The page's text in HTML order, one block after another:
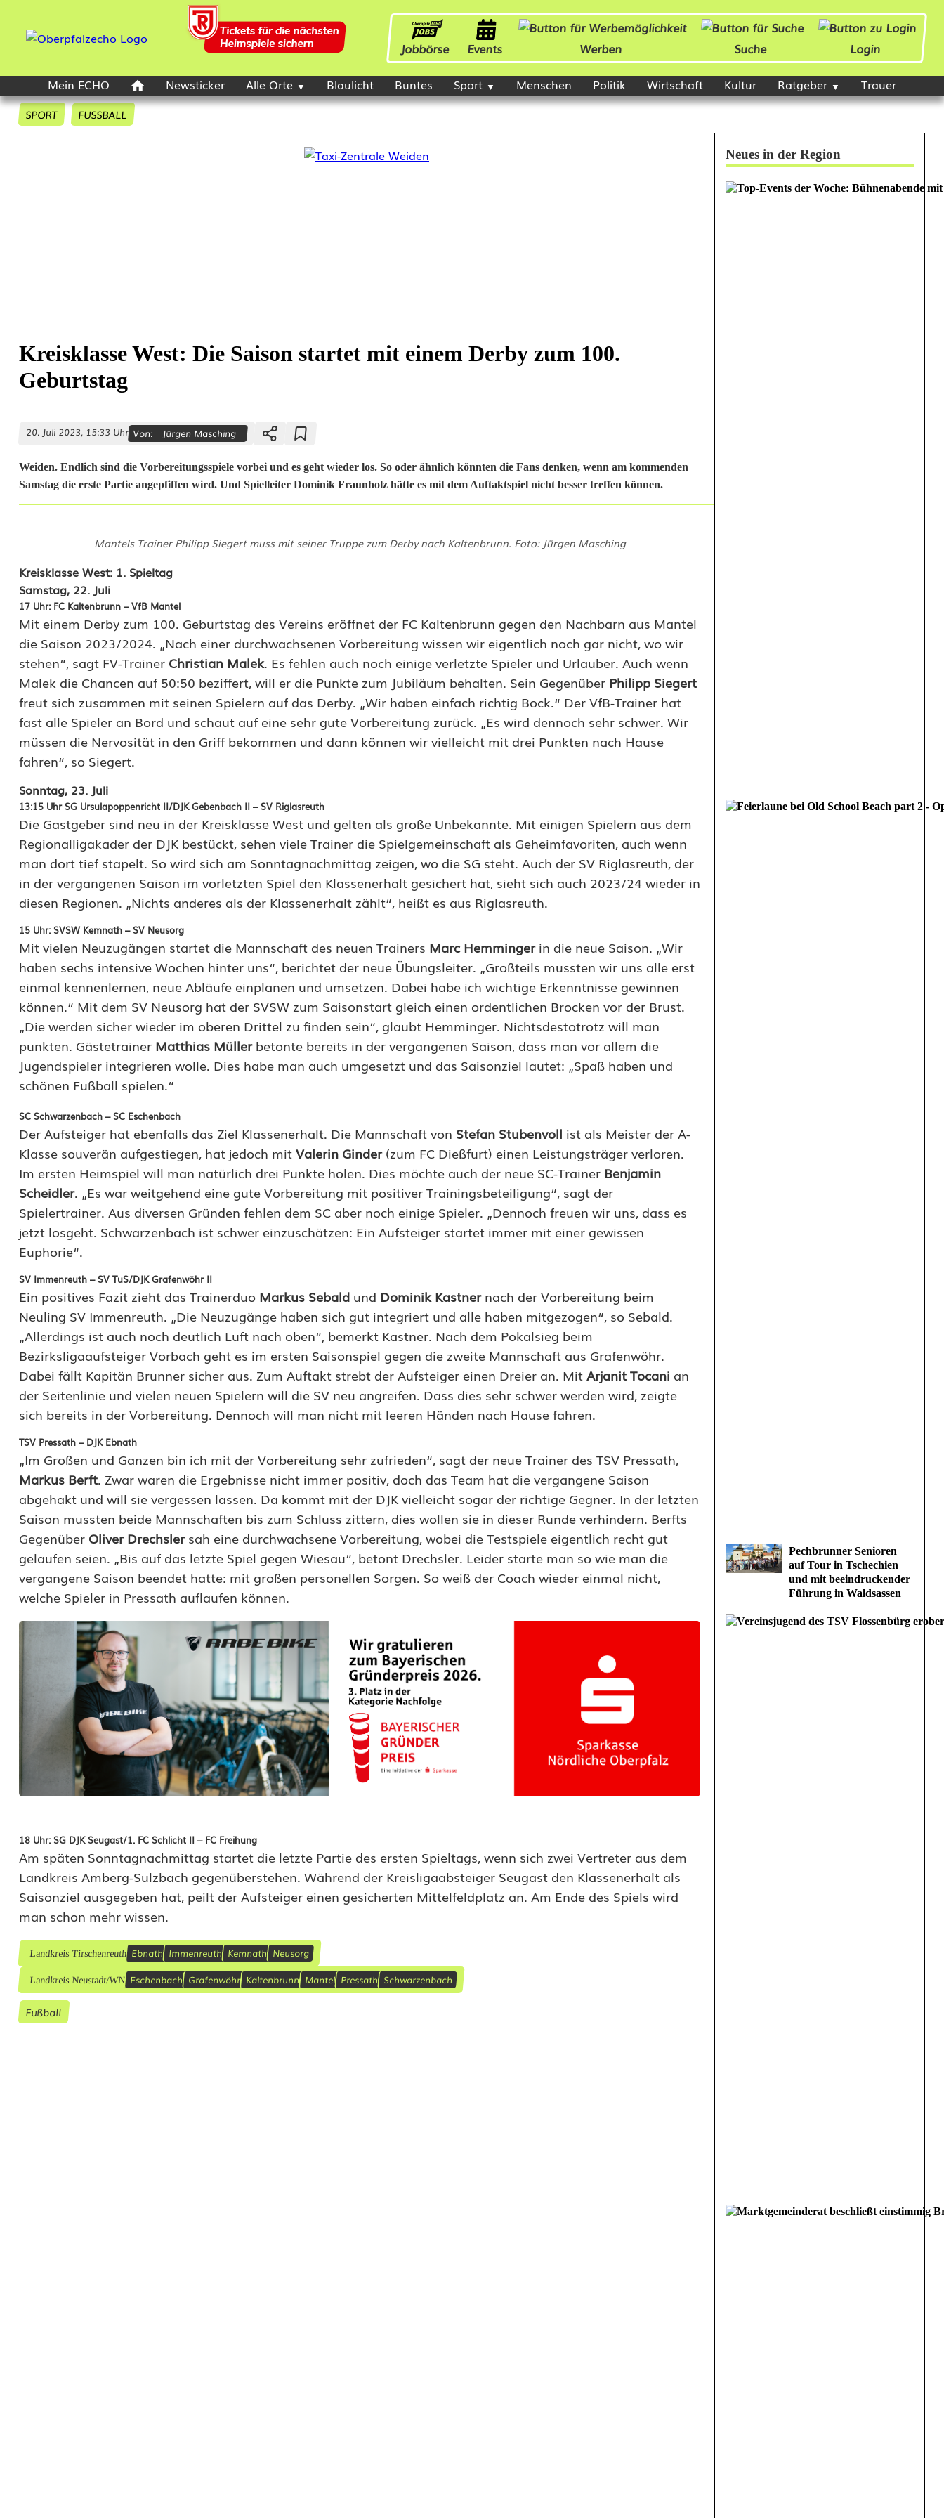
Jobbörse Events Werben Suche Login
Mein ECHO Newsticker Alle Orte Blaulicht Buntes Sport Menschen Politik Wirtschaft Kultur Ratgeber Trauer
SPORT FUSSBALL
Kreisklasse West: Die Saison startet mit einem Derby zum 100.
Geburtstag
20. Juli 2023, 15:33 Uhr Von: Jürgen Masching
Weiden. Endlich sind die Vorbereitungsspiele vorbei und es geht wieder los. So oder ähnlich könnten die Fans denken, wenn am kommenden
Samstag die erste Partie angepfiffen wird. Und Spielleiter Dominik Fraunholz hätte es mit dem Auftaktspiel nicht besser treffen können.
e
i
s
k
l
a
s
s
e
W
e
s
t
:
D
i
e
S
a
i
s
o
n
s
t
a
r
t
e
t
m
i
t
e
i
n
e
m
D
e
m
0
0
.
G
e
b
u
r
Mantels Trainer Philipp Siegert muss mit seiner Truppe zum Derby nach Kaltenbrunn. Foto: Jürgen Masching
Kreisklasse West: 1. Spieltag
Samstag, 22. Juli
17 Uhr: FC Kaltenbrunn – VfB Mantel
Mit einem Derby zum 100. Geburtstag des Vereins eröffnet der FC Kaltenbrunn gegen den Nachbarn aus Mantel
die Saison 2023/2024. „Nach einer durchwachsenen Vorbereitung wissen wir eigentlich noch gar nicht, wo wir
stehen“, sagt FV-Trainer Christian Malek. Es fehlen auch noch einige verletzte Spieler und Urlauber. Auch wenn
Malek die Chancen auf 50:50 beziffert, will er die Punkte zum Jubiläum behalten. Sein Gegenüber Philipp Siegert
freut sich zusammen mit seinen Spielern auf das Derby. „Wir haben einfach richtig Bock.“ Der VfB-Trainer hat
fast alle Spieler an Bord und schaut auf eine sehr gute Vorbereitung zurück. „Es wird dennoch sehr schwer. Wir
müssen die Nervosität in den Griff bekommen und dann können wir vielleicht mit drei Punkten nach Hause
fahren“, so Siegert.
Sonntag, 23. Juli
13:15 Uhr SG Ursulapoppenricht II/DJK Gebenbach II – SV Riglasreuth
Die Gastgeber sind neu in der Kreisklasse West und gelten als große Unbekannte. Mit einigen Spielern aus dem
Regionalligakader der DJK bestückt, sehen viele Trainer die Spielgemeinschaft als Geheimfavoriten, auch wenn
man dort tief stapelt. So wird sich am Sonntagnachmittag zeigen, wo die SG steht. Auch der SV Riglasreuth, der
in der vergangenen Saison im vorletzten Spiel den Klassenerhalt gesichert hat, sieht sich auch 2023/24 wieder in
diesen Regionen. „Nichts anderes als der Klassenerhalt zählt“, heißt es aus Riglasreuth.
15 Uhr: SVSW Kemnath – SV Neusorg
Mit vielen Neuzugängen startet die Mannschaft des neuen Trainers Marc Hemmingerin die neue Saison. „Wir
haben sechs intensive Wochen hinter uns“, berichtet der neue Übungsleiter. „Großteils mussten wir uns alle erst
einmal kennenlernen, neue Abläufe einplanen und umsetzen. Dabei habe ich wichtige Erkenntnisse gewinnen
können.“ Mit dem SV Neusorg hat der SVSW zum Saisonstart gleich einen ordentlichen Brocken vor der Brust.
„Die werden sicher wieder im oberen Drittel zu finden sein“, glaubt Hemminger. Nichtsdestotrotz will man
punkten. Gästetrainer Matthias Müllerbetonte bereits in der vergangenen Saison, dass man vor allem die
Jugendspieler integrieren wolle. Dies habe man auch umgesetzt und das Saisonziel lautet: „Spaß haben und
schönen Fußball spielen.“
SC Schwarzenbach – SC Eschenbach
Der Aufsteiger hat ebenfalls das Ziel Klassenerhalt. Die Mannschaft von Stefan Stubenvoll ist als Meister der A-
Klasse souverän aufgestiegen, hat jedoch mitValerin Ginder(zum FC Dießfurt) einen Leistungsträger verloren.
Im ersten Heimspiel will man natürlich drei Punkte holen. Dies möchte auch der neue SC-Trainer Benjamin
Scheidler. „Es war weitgehend eine gute Vorbereitung mit positiver Trainingsbeteiligung“, sagt der
Spielertrainer. Aus diversen Gründen fehlen dem SC aber noch einige Spieler. „Dennoch freuen wir uns, dass es
jetzt losgeht. Schwarzenbach ist schwer einzuschätzen: Ein Aufsteiger startet immer mit einer gewissen
Euphorie“.
SV Immenreuth – SV TuS/DJK Grafenwöhr II
Ein positives Fazit zieht das Trainerduo Markus Sebald und Dominik Kastnernach der Vorbereitung beim
Neuling SV Immenreuth. „Die Neuzugänge haben sich gut integriert und alle haben mitgezogen“, so Sebald.
„Allerdings ist auch noch deutlich Luft nach oben“, bemerkt Kastner. Nach dem Pokalsieg beim
Bezirksligaaufsteiger Vorbach geht es im ersten Saisonspiel gegen die zweite Mannschaft aus Grafenwöhr.
Dabei fällt Kapitän Brunner sicher aus. Zum Auftakt strebt der Aufsteiger einen Dreier an. MitArjanit Tocani an
der Seitenlinie und vielen neuen Spielern will die SV neu angreifen. Dass dies sehr schwer werden wird, zeigte
sich bereits in der Vorbereitung. Dennoch will man nicht mit leeren Händen nach Hause fahren.
TSV Pressath – DJK Ebnath
„Im Großen und Ganzen bin ich mit der Vorbereitung sehr zufrieden“, sagt der neue Trainer des TSV Pressath,
Markus Berft. Zwar waren die Ergebnisse nicht immer positiv, doch das Team hat die vergangene Saison
abgehakt und will sie vergessen lassen. Da kommt mit der DJK vielleicht sogar der richtige Gegner. In der letzten
Saison mussten beide Mannschaften bis zum Schluss zittern, dies wollen sie in dieser Runde verhindern. Berfts
Gegenüber Oliver Drechslersah eine durchwachsene Vorbereitung, wobei die Testspiele eigentlich recht gut
gelaufen seien. „Bis auf das letzte Spiel gegen Wiesau“, betont Drechsler. Leider starte man so wie man die
vergangene Saison beendet hatte: mit großen personellen Sorgen. So weiß der Coach wieder einmal nicht,
welche Spieler in Pressath auflaufen können.
18 Uhr: SG DJK Seugast/1. FC Schlicht II – FC Freihung
Am späten Sonntagnachmittag startet die letzte Partie des ersten Spieltags, wenn sich zwei Vertreter aus dem
Landkreis Amberg-Sulzbach gegenüberstehen. Während der Kreisligaabsteiger Seugast den Klassenerhalt als
Saisonziel ausgegeben hat, peilt der Aufsteiger einen gesicherten Mittelfeldplatz an. Am Ende des Spiels wird
man schon mehr wissen.
Landkreis Tirschenreuth Ebnath Immenreuth Kemnath Neusorg
Landkreis Neustadt/WN Eschenbach Grafenwöhr Kaltenbrunn Mantel Pressath Schwarzenbach
Fußball
Neues in der Region
Pechbrunner Senioren
auf Tour in Tschechien
und mit beeindruckender
Führung in Waldsassen